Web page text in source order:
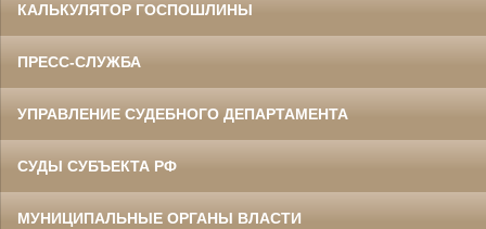
КАЛЬКУЛЯТОР ГОСПОШЛИНЫ
ПРЕСС-СЛУЖБА
УПРАВЛЕНИЕ СУДЕБНОГО ДЕПАРТАМЕНТА
СУДЫ СУБЪЕКТА РФ
МУНИЦИПАЛЬНЫЕ ОРГАНЫ ВЛАСТИ